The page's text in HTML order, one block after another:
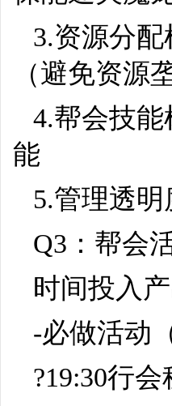
3.资源分
（避免资源
4.帮会技
能
5.管理透
Q3：帮会
时间投入
-必做活动
?19:30行